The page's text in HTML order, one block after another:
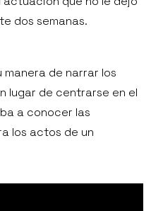
dos semanas.
manera de narrar los
lugar de centrarse en el
a conocer las
los actos de un